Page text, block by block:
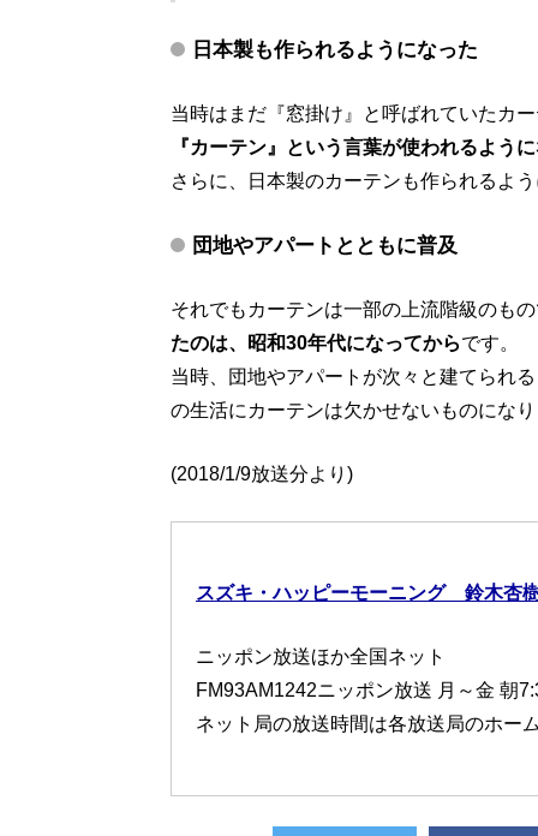
日本製も作られるようになった
当時はまだ『窓掛け』と呼ばれていたカ
『カーテン』という言葉が使われるよう
さらに、日本製のカーテンも作られるよ
団地やアパートとともに普及
それでもカーテンは一部の上流階級のも
たのは、昭和30年代になってからです。
当時、団地やアパートが次々と建てられ
の生活にカーテンは欠かせないものにな
(2018/1/9放送分より)
スズキ・ハッピーモーニング 鈴木杏
ニッポン放送ほか全国ネット
FM93AM1242ニッポン放送 月～金 朝
ネット局の放送時間は各放送局のホー